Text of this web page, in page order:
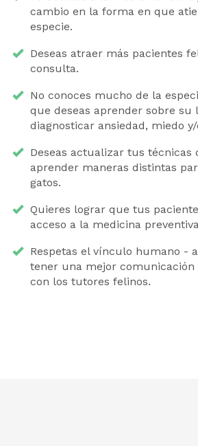
cambio en la forma en que
especie.
Deseas atraer más pacientes
consulta.
No conoces mucho de la
que deseas aprender sobre su
diagnosticar ansiedad, miedo
Deseas actualizar tus técnicas
aprender maneras distintas
gatos.
Quieres lograr que tus
acceso a la medicina
Respetas el vínculo humano -
tener una mejor comunicación
con los tutores felinos.